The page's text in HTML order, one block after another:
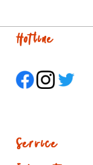
Hotline
Service